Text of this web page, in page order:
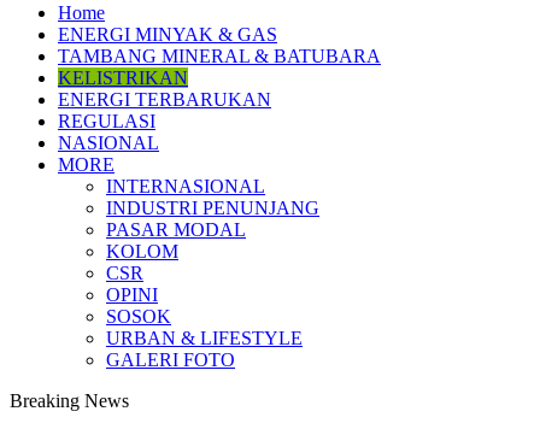
Home
ENERGI MINYAK & GAS
TAMBANG MINERAL & BATUBARA
KELISTRIKAN
ENERGI TERBARUKAN
REGULASI
NASIONAL
MORE
INTERNASIONAL
INDUSTRI PENUNJANG
PASAR MODAL
KOLOM
CSR
OPINI
SOSOK
URBAN & LIFESTYLE
GALERI FOTO
Breaking News